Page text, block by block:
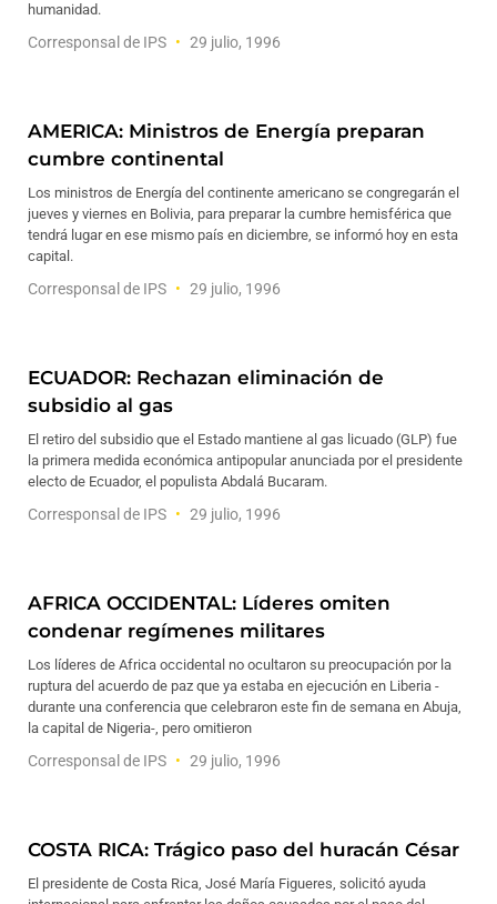
humanidad.
Corresponsal de IPS 29 julio, 1996
AMERICA: Ministros de Energía preparan
cumbre continental
Los ministros de Energía del continente americano se congregarán el
jueves y viernes en Bolivia, para preparar la cumbre hemisférica que
tendrá lugar en ese mismo país en diciembre, se informó hoy en esta
capital.
Corresponsal de IPS 29 julio, 1996
ECUADOR: Rechazan eliminación de
subsidio al gas
El retiro del subsidio que el Estado mantiene al gas licuado (GLP) fue
la primera medida económica antipopular anunciada por el presidente
electo de Ecuador, el populista Abdalá Bucaram.
Corresponsal de IPS 29 julio, 1996
AFRICA OCCIDENTAL: Líderes omiten
condenar regímenes militares
Los líderes de Africa occidental no ocultaron su preocupación por la
ruptura del acuerdo de paz que ya estaba en ejecución en Liberia -
durante una conferencia que celebraron este fin de semana en Abuja,
la capital de Nigeria-, pero omitieron
Corresponsal de IPS 29 julio, 1996
COSTA RICA: Trágico paso del huracán César
El presidente de Costa Rica, José María Figueres, solicitó ayuda